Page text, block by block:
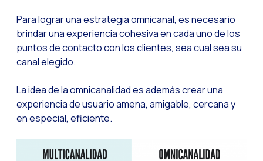
Inteligência
Automatize a
Agora você pode
Maximize suas
Simplifique os
Para lograr una estrategia omnicanal, es necesario
brindar una experiencia cohesiva en cada uno de los
puntos de contacto con los clientes, sea cual sea su
canal elegido.
La idea de la omnicanalidad es además crear una
experiencia de usuario amena, amigable, cercana y
en especial, eficiente.